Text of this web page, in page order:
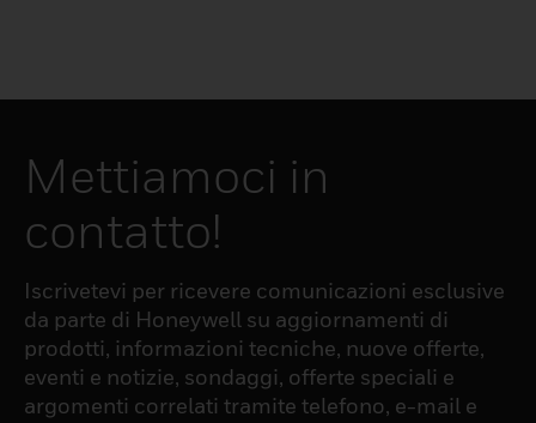
Mettiamoci in
contatto!
Iscrivetevi per ricevere comunicazioni esclusive
da parte di Honeywell su aggiornamenti di
prodotti, informazioni tecniche, nuove offerte,
eventi e notizie, sondaggi, offerte speciali e
argomenti correlati tramite telefono, e-mail e